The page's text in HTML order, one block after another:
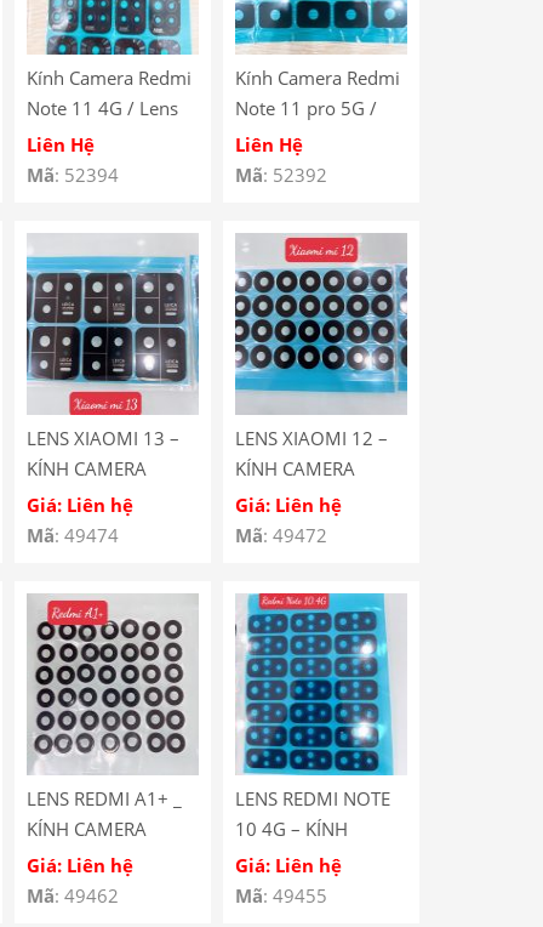
Kính Camera Redmi
Note 11 4G / Lens
Redmi Note 11 4G /
Mắt Camera Redmi
Liên Hệ
Mã: 52394
Kính Camera Redmi
Note 11 pro 5G /
Lens Redmi Note 11
Pro 5G / Mắt
11 Pro
Liên Hệ
Mã: 52392
LENS XIAOMI 13 –
KÍNH CAMERA
XIAOMI 13
Giá: Liên hệ
Mã: 49474
LENS XIAOMI 12 –
KÍNH CAMERA
XIAOMI 12
Giá: Liên hệ
Mã: 49472
LENS REDMI A1+ _
KÍNH CAMERA
REDMI A1+
Giá: Liên hệ
Mã: 49462
LENS REDMI NOTE
10 4G – KÍNH
CAMERA REDMI
NOTE 10 4G
Giá: Liên hệ
Mã: 49455